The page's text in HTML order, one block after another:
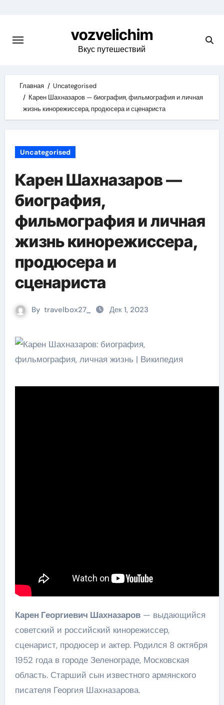
content
vozvelichim
Вкус путешествий
Главная
Uncategorised
Карен Шахназаров — биография, фильмография и личная
жизнь кинорежиссера, продюсера и сценариста
Uncategorised
Карен Шахназаров —
биография,
фильмография и личная
жизнь кинорежиссера,
продюсера и
сценариста
By travelbox27_ Дек 1, 2023
Карен Георгиевич Шахназаров— выдающийся
советский и российский кинорежиссер,
сценарист, продюсер и актер. Родился 8 октября
1952 года в городе Зеленограде, Московская
область. Старший сын известного армянского
писателя Георгия Шахназарова.